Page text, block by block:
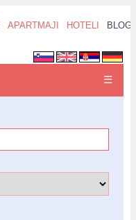
APARTMAJI HOTELI BLOG
☰